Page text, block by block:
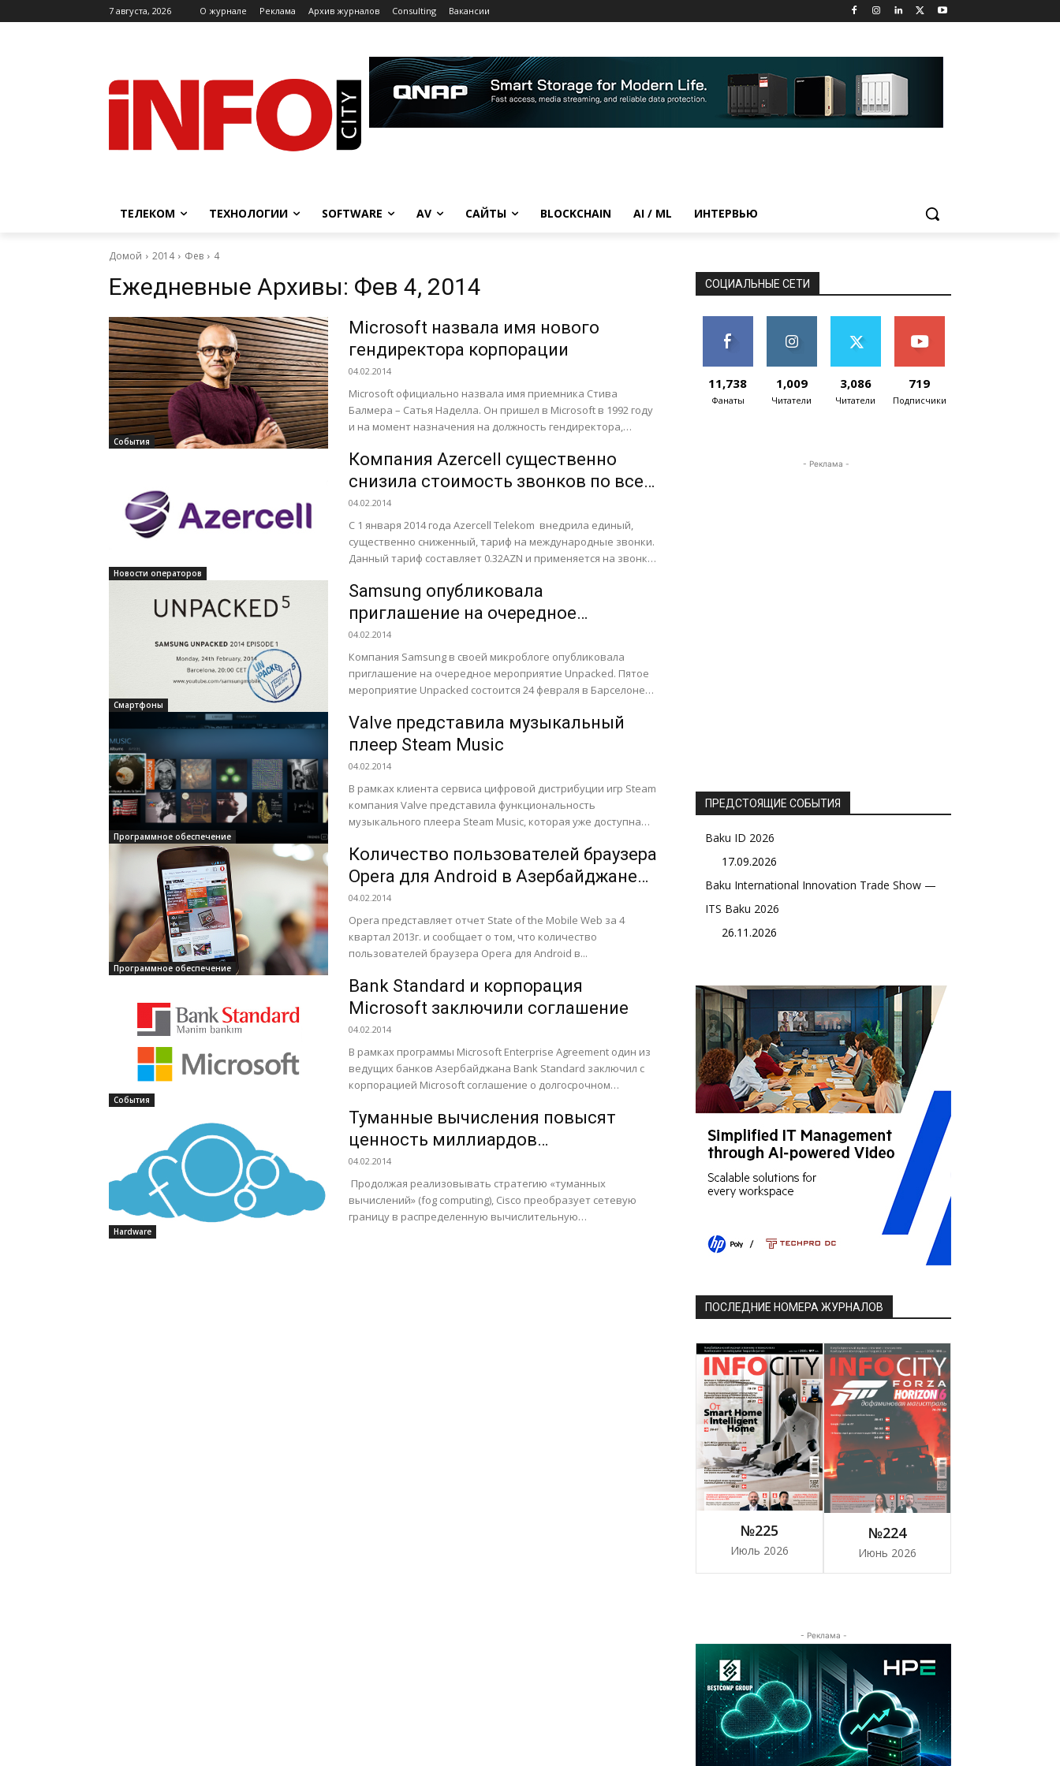
7 августа, 2026 O журнале Реклама Архив журналов Consulting Вакансии
ТЕЛЕКОМ ТЕХНОЛОГИИ SOFTWARE AV САЙТЫ BLOCKCHAIN AI / ML ИНТЕРВЬЮ
Домой 2014 Фев 4
Ежедневные Архивы: Фев 4, 2014
События
Microsoft назвала имя нового
гендиректора корпорации
04.02.2014
Microsoft официально назвала имя приемника Стива
Балмера – Сатья Наделла. Он пришел в Microsoft в 1992 году
и на момент назначения на должность гендиректора,
Новости операторов
Компания Azercell существенно
снизила стоимость звонков по всем
международным направлениям
04.02.2014
С 1 января 2014 года Azercell Telekom внедрила единый,
существенно сниженный, тариф на международные звонки.
Данный тариф составляет 0.32AZN и применяется на звонки
Смартфоны
Samsung опубликовала
приглашение на очередное
мероприятие Unpacked
04.02.2014
Компания Samsung в своей микроблоге опубликовала
приглашение на очередное мероприятие Unpacked. Пятое
мероприятие Unpacked состоится 24 февраля в Барселоне
Программное обеспечение
Valve представила музыкальный
плеер Steam Music
04.02.2014
В рамках клиента сервиса цифровой дистрибуции игр Steam
компания Valve представила функциональность
музыкального плеера Steam Music, которая уже доступна
Программное обеспечение
Количество пользователей браузера
Opera для Android в Азербайджане
за квартал выросло на 81%
04.02.2014
Opera представляет отчет State of the Mobile Web за 4
квартал 2013г. и сообщает о том, что количество
пользователей браузера Opera для Android в...
События
Bank Standard и корпорация
Microsoft заключили соглашение
04.02.2014
В рамках программы Microsoft Enterprise Agreement один из
ведущих банков Азербайджана Bank Standard заключил с
корпорацией Microsoft соглашение о долгосрочном
Hardware
Туманные вычисления повысят
ценность миллиардов
подключенных устройств
04.02.2014
Продолжая реализовывать стратегию «туманных
вычислений» (fog computing), Cisco преобразует сетевую
границу в распределенную вычислительную
СОЦИАЛЬНЫЕ СЕТИ
11,738
Фанаты
1,009
Читатели
3,086
Читатели
719
Подписчики
- Реклама -
ПРЕДСТОЯЩИЕ СОБЫТИЯ
Baku ID 2026
17.09.2026
Baku International Innovation Trade Show —
ITS Baku 2026
26.11.2026
ПОСЛЕДНИЕ НОМЕРА ЖУРНАЛОВ
№225
Июль 2026
№224
Июнь 2026
- Реклама -